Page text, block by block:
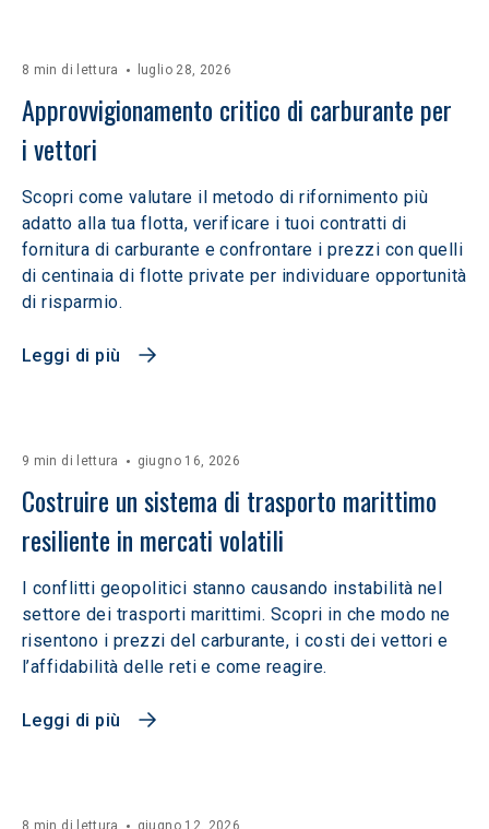
8 min di lettura luglio 28, 2026
Approvvigionamento critico di carburante per
i vettori
Scopri come valutare il metodo di rifornimento più
adatto alla tua flotta, verificare i tuoi contratti di
fornitura di carburante e confrontare i prezzi con quelli
di centinaia di flotte private per individuare opportunità
di risparmio.
Leggi di più
9 min di lettura giugno 16, 2026
Costruire un sistema di trasporto marittimo
resiliente in mercati volatili
I conflitti geopolitici stanno causando instabilità nel
settore dei trasporti marittimi. Scopri in che modo ne
risentono i prezzi del carburante, i costi dei vettori e
l’affidabilità delle reti e come reagire.
Leggi di più
8 min di lettura giugno 12, 2026